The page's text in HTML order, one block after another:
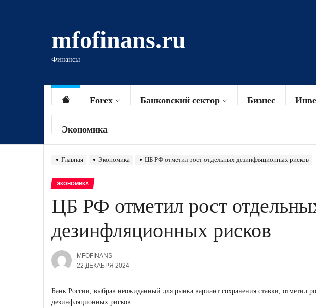
mfofinans.ru
Финансы
Forex Банковский сектор Бизнес
Экономика
Главная Экономика ЦБ РФ отметил рост отдельных дезинфляционных рисков
ЭКОНОМИКА
ЦБ РФ отметил рост
дезинфляционных рисков
MFOFINANS
22 ДЕКАБРЯ 2024
Банк России, выбрав неожиданный для рынка вариант сохранения ставки, отметил
дезинфляционных рисков.